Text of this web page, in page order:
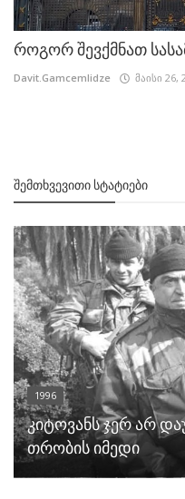
როგორ შევქმნათ
Davit.Gamcemlidze მაისი 26,
ᲨᲔᲛᲗᲮᲕᲔᲕᲘᲗᲘ ᲡᲢᲐᲢᲘᲔᲑᲘ
1996
კიტოვანს ჯერ არ
თრობის იმედი